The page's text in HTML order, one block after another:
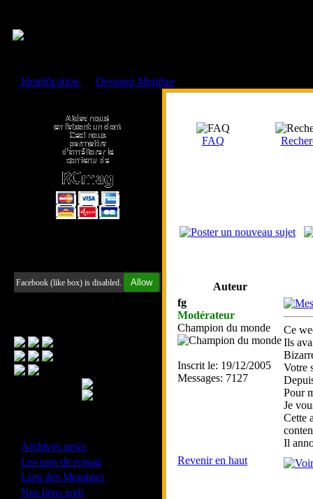
Identification
Devenez Membre
Facebook (like box) is disabled. Allow
Archives news
Les tops de rcmag
Liste des Membres
Nos liens web
FAQ
Auteur
fg
Modérateur
Champion du monde
Inscrit le: 19/12/2005
Messages: 7127
Ce
Ils
Votre
Pour
Je
Cette
Il
Revenir en haut